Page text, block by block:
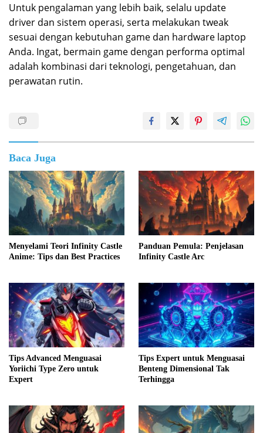
Untuk pengalaman yang lebih baik, selalu update
driver dan sistem operasi, serta melakukan tweak
sesuai dengan kebutuhan game dan hardware laptop
Anda. Ingat, bermain game dengan performa optimal
adalah kombinasi dari teknologi, pengetahuan, dan
perawatan rutin.
Baca Juga
Menyelami Teori Infinity Castle
Anime: Tips dan Best Practices
Panduan Pemula: Penjelasan
Infinity Castle Arc
Tips Advanced Menguasai
Yoriichi Type Zero untuk
Expert
Tips Expert untuk Menguasai
Benteng Dimensional Tak
Terhingga